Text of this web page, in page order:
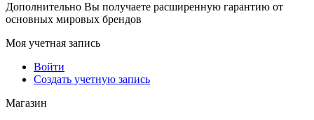
Дополнительно Вы получаете расширенную гарантию от
основных мировых брендов
Моя учетная запись
Войти
Создать учетную запись
Магазин